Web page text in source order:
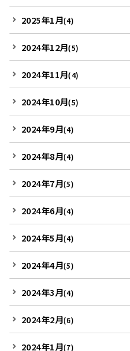
2025年1月(4)
2024年12月(5)
2024年11月(4)
2024年10月(5)
2024年9月(4)
2024年8月(4)
2024年7月(5)
2024年6月(4)
2024年5月(4)
2024年4月(5)
2024年3月(4)
2024年2月(6)
2024年1月(7)